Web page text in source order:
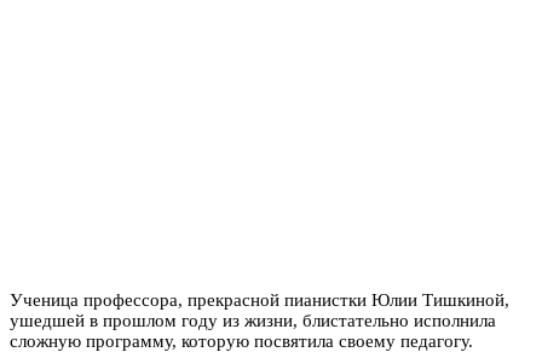
Ученица профессора, прекрасной пианистки Юлии Тишкиной,
ушедшей в прошлом году из жизни, блистательно исполнила
сложную программу, которую посвятила своему педагогу.